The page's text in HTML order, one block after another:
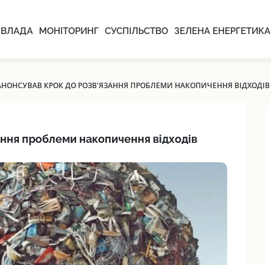
ВЛАДА МОНІТОРИНГ СУСПІЛЬСТВО ЗЕЛЕНА ЕНЕРГЕТИКА
АНОНСУВАВ КРОК ДО РОЗВ'ЯЗАННЯ ПРОБЛЕМИ НАКОПИЧЕННЯ ВІДХОДІВ
проблеми накопичення відходів